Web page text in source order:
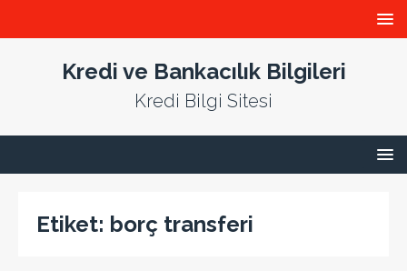
Kredi ve Bankacılık Bilgileri
Kredi Bilgi Sitesi
Etiket: borç transferi